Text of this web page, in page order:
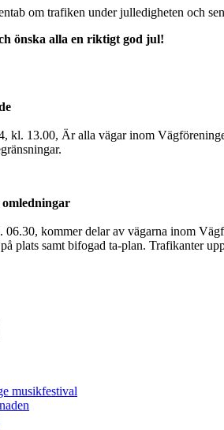
om trafiken under julledigheten och
önska alla en riktigt god jul!
kl. 13.00, Är alla vägar inom
kommer delar av vägarna inom
plats samt bifogad ta-plan. Trafikanter
musikfestival